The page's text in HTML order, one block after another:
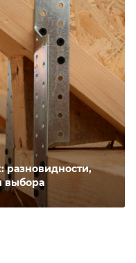
выбора